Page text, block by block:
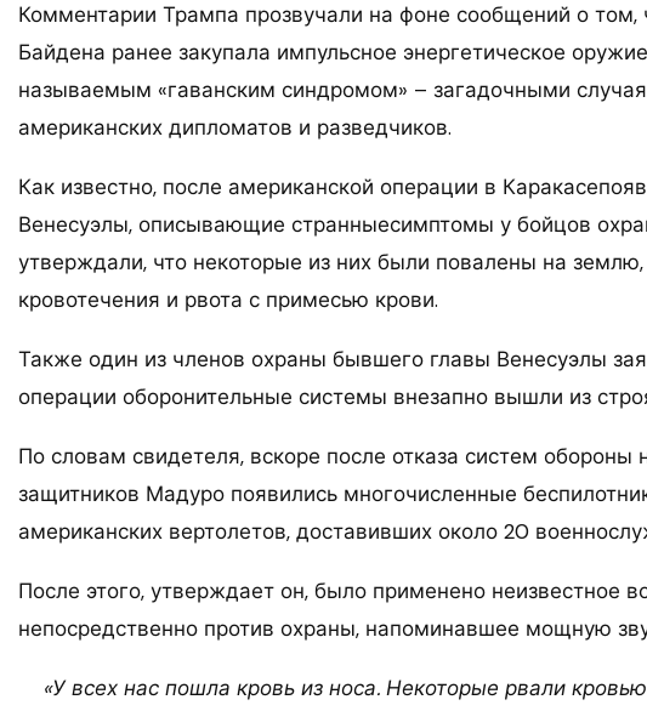
Комментарии Трампа прозвучали на фоне сообщений о
Байдена ранее закупала импульсное энергетическое
называемым «гаванским синдромом» – загадочными
американских дипломатов и разведчиков.
Как известно, после американской операции в
Венесуэлы, описывающие странныесимптомы у бойцов
утверждали, что некоторые из них были повалены на
кровотечения и рвота с примесью крови.
Также один из членов охраны бывшего главы Венесуэлы
операции оборонительные системы внезапно вышли из
По словам свидетеля, вскоре после отказа систем обороны
защитников Мадуро появились многочисленные
американских вертолетов, доставивших около 20
После этого, утверждает он, было применено неизвестное
непосредственно против охраны, напоминавшее мощную
«У всех нас пошла кровь из носа. Некоторые рвали